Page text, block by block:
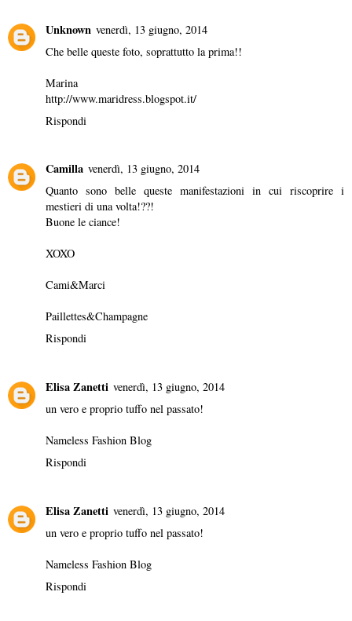
Unknown venerdì, 13 giugno, 2014
Che belle queste foto, soprattutto la prima!!
Marina
http://www.maridress.blogspot.it/
Rispondi
Camilla venerdì, 13 giugno, 2014
Quanto sono belle queste manifestazioni in cui riscoprire i
mestieri di una volta!??!
Buone le ciance!
XOXO
Cami&Marci
Paillettes&Champagne
Rispondi
Elisa Zanetti venerdì, 13 giugno, 2014
un vero e proprio tuffo nel passato!
Nameless Fashion Blog
Rispondi
Elisa Zanetti venerdì, 13 giugno, 2014
un vero e proprio tuffo nel passato!
Nameless Fashion Blog
Rispondi